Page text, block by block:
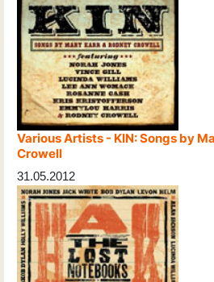
Various Artists - KIN: Songs by
Crowell
31.05.2012